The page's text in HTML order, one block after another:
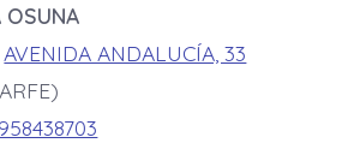
OSUNA
AVENIDA ANDALUCÍA, 33
958438703